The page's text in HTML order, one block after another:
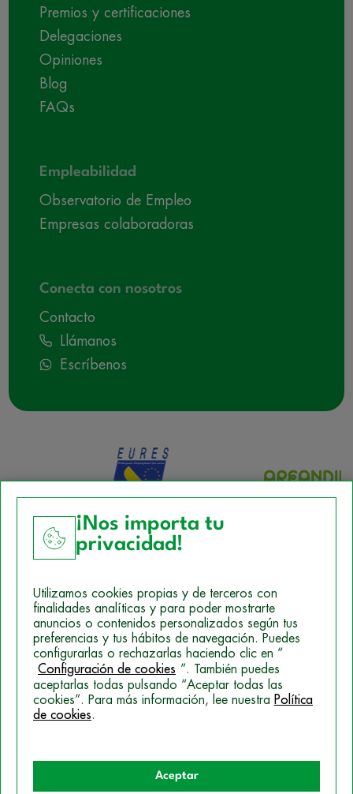
Premios y certificaciones
Delegaciones
Opiniones
Blog
FAQs
Empleabilidad
Observatorio de Empleo
Empresas colaboradoras
Conecta con nosotros
Contacto
Llámanos
Escríbenos
Política de Cookies
Mapa del sitio
Politica de Privacidad
© 2026 Campus Training
¡Nos importa tu
privacidad!
Utilizamos cookies propias y de terceros con
finalidades analíticas y para poder mostrarte
anuncios o contenidos personalizados según tus
preferencias y tus hábitos de navegación. Puedes
configurarlas o rechazarlas haciendo clic en “
Configuración de cookies ”. También puedes
aceptarlas todas pulsando “Aceptar todas las
cookies”. Para más información, lee nuestra Política
de cookies.
Aceptar